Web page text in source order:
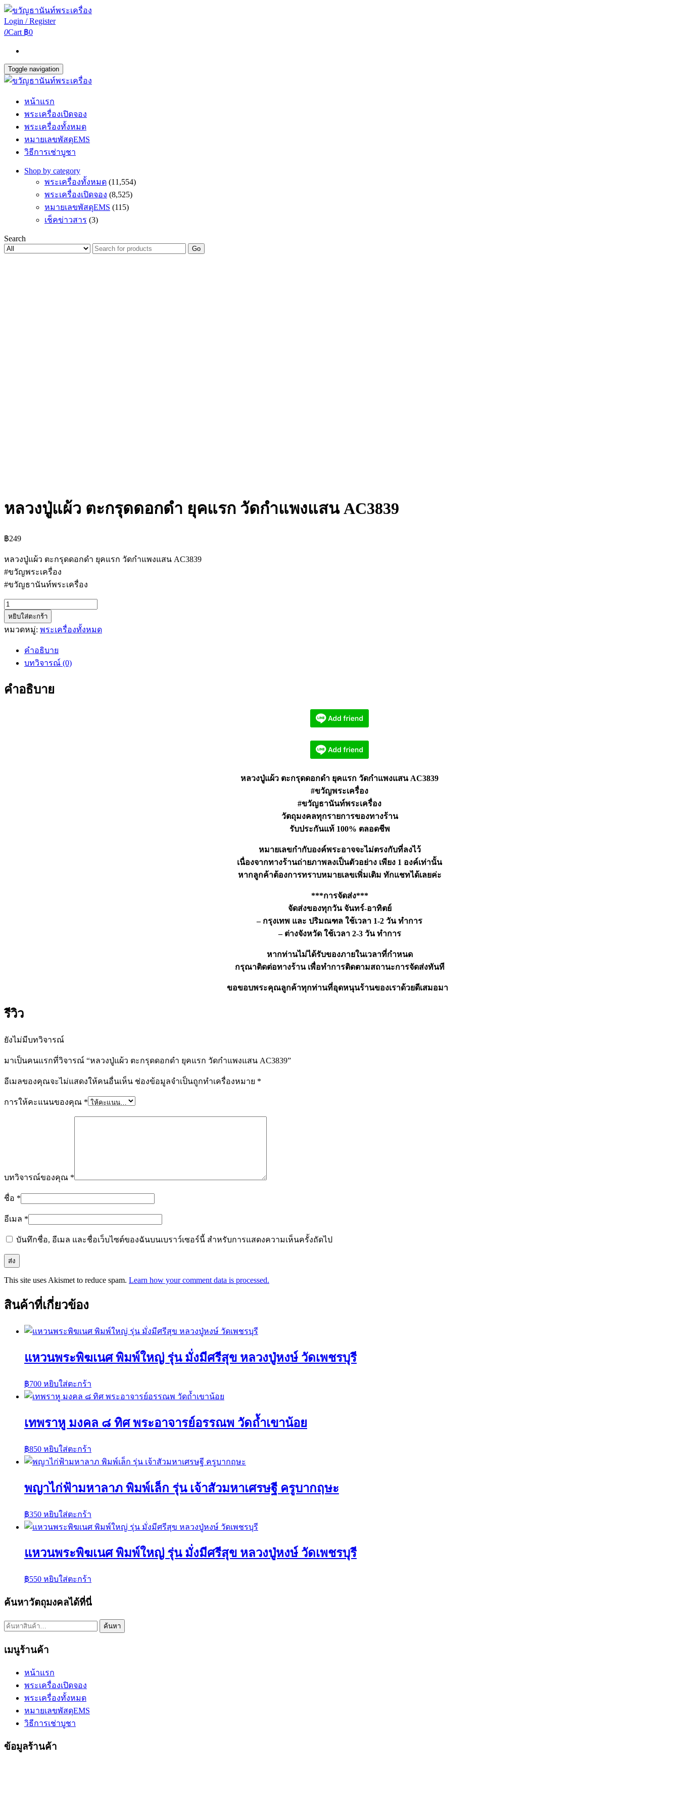
Login / Register
0Cart ฿0
Toggle navigation
หน้าแรก
พระเครื่องเปิดจอง
พระเครื่องทั้งหมด
หมายเลขพัสดุEMS
วิธีการเช่าบูชา
Shop by category
พระเครื่องทั้งหมด (11,554)
พระเครื่องเปิดจอง (8,525)
หมายเลขพัสดุEMS (115)
เช็คข่าวสาร (3)
Search
Go
หลวงปู่แผ้ว ตะกรุดดอกดำ ยุคแรก วัดกำแพงแสน AC3839
฿249
หลวงปู่แผ้ว ตะกรุดดอกดำ ยุคแรก วัดกำแพงแสน AC3839
#ขวัญพระเครื่อง
#ขวัญธานันท์พระเครื่อง
จำนวน
หลวง
ปู่
ตะกรุด
ยุค
หยิบใส่ตะกร้า
หมวดหมู่: พระเครื่องทั้งหมด
คำอธิบาย
บทวิจารณ์ (0)
คำอธิบาย
หลวงปู่แผ้ว ตะกรุดดอกดำ ยุคแรก วัดกำแพงแสน AC3839
#ขวัญพระเครื่อง
#ขวัญธานันท์พระเครื่อง
วัตถุมงคลทุกรายการของทางร้าน
รับประกันแท้ 100% ตลอดชีพ
หมายเลขกำกับองค์พระอาจจะไม่ตรงกับที่ลงไว้
เนื่องจากทางร้านถ่ายภาพลงเป็นตัวอย่าง เพียง 1 องค์เท่านั้น
หากลูกค้าต้องการทราบหมายเลขเพิ่มเติม ทักแชทได้เลยค่ะ
***การจัดส่ง***
จัดส่งของทุกวัน จันทร์-อาทิตย์
– กรุงเทพ และ ปริมณฑล ใช้เวลา 1-2 วัน ทำการ
– ต่างจังหวัด ใช้เวลา 2-3 วัน ทำการ
หากท่านไม่ได้รับของภายในเวลาที่กำหนด
กรุณาติดต่อทางร้าน เพื่อทำการติดตามสถานะการจัดส่งทันที
ขอขอบพระคุณลูกค้าทุกท่านที่อุดหนุนร้านของเราด้วยดีเสมอมา
รีวิว
ยังไม่มีบทวิจารณ์
มาเป็นคนแรกที่วิจารณ์ “หลวงปู่แผ้ว ตะกรุดดอกดำ ยุคแรก วัดกำแพงแสน AC3839”
อีเมลของคุณจะไม่แสดงให้คนอื่นเห็น ช่องข้อมูลจำเป็นถูกทำเครื่องหมาย *
การให้คะแนนของคุณ *
บทวิจารณ์ของคุณ *
ชื่อ *
อีเมล *
บันทึกชื่อ, อีเมล และชื่อเว็บไซต์ของฉันบนเบราว์เซอร์นี้ สำหรับการแสดงความเห็นครั้งถัดไป
This site uses Akismet to reduce spam. Learn how your comment data is processed.
สินค้าที่เกี่ยวข้อง
แหวนพระพิฆเนศ พิมพ์ใหญ่ รุ่น มั่งมีศรีสุข หลวงปู่หงษ์ วัดเพชรบุรี
฿700 หยิบใส่ตะกร้า
เทพราหู มงคล ๘ ทิศ พระอาจารย์อรรณพ วัดถ้ำเขาน้อย
฿850 หยิบใส่ตะกร้า
พญาไก่ฟ้ามหาลาภ พิมพ์เล็ก รุ่น เจ้าสัวมหาเศรษฐี ครูบากฤษะ
฿350 หยิบใส่ตะกร้า
แหวนพระพิฆเนศ พิมพ์ใหญ่ รุ่น มั่งมีศรีสุข หลวงปู่หงษ์ วัดเพชรบุรี
฿550 หยิบใส่ตะกร้า
ค้นหาวัตถุมงคลได้ที่นี่
ค้นหา: ค้นหา
เมนูร้านค้า
หน้าแรก
พระเครื่องเปิดจอง
พระเครื่องทั้งหมด
หมายเลขพัสดุEMS
วิธีการเช่าบูชา
ข้อมูลร้านค้า